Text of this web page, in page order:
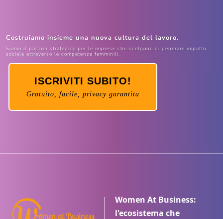
Costruiamo insieme una nuova cultura del lavoro.
Siamo il partner strategico per le imprese che scelgono di generare impatto
sociale attraverso le competenze femminili.
ISCRIVITI SUBITO!
Gratuito, facile, privacy garantita
Women At Business:
l'ecosistema che